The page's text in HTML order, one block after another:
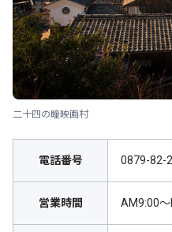
二十四の瞳映画村
電話番号 0879-82-
営業時間 AM9:00